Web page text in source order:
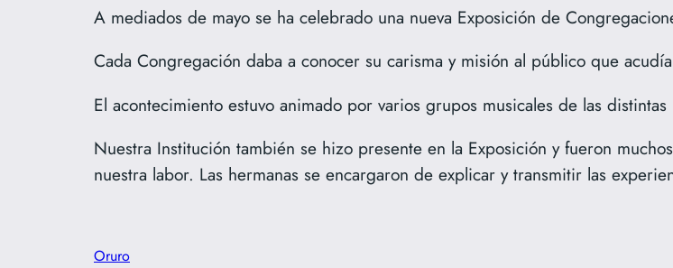
A mediados de mayo se ha celebrado una nueva Exposición de
Cada Congregación daba a conocer su carisma y misión al público que
El acontecimiento estuvo animado por varios grupos musicales de las
Nuestra Institución también se hizo presente en la Exposición y fueron
nuestra labor. Las hermanas se encargaron de explicar y transmitir las
Oruro